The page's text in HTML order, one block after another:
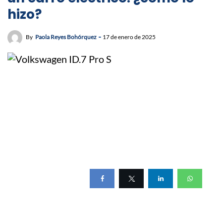
hizo?
By Paola Reyes Bohórquez 17 de enero de 2025